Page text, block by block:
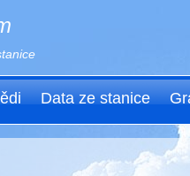
Data ze stanice